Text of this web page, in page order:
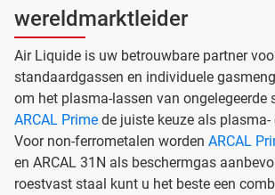
wereldmarktleider
Air Liquide is uw betrouwbare partner
standaardgassen en individuele
om het plasma-lassen van ongelegeerde
ARCAL Prime de juiste keuze als plasma-
Voor non-ferrometalen worden ARCAL
en ARCAL 31N als beschermgas
roestvast staal kunt u het beste een